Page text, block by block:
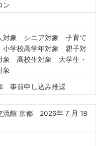
ン
対象 シニア対象 子育て
学校高学年対象 親子対
象 高校生対象 大学生・
象
事前申し込み推奨
流館 京都 2026年 7 月 18